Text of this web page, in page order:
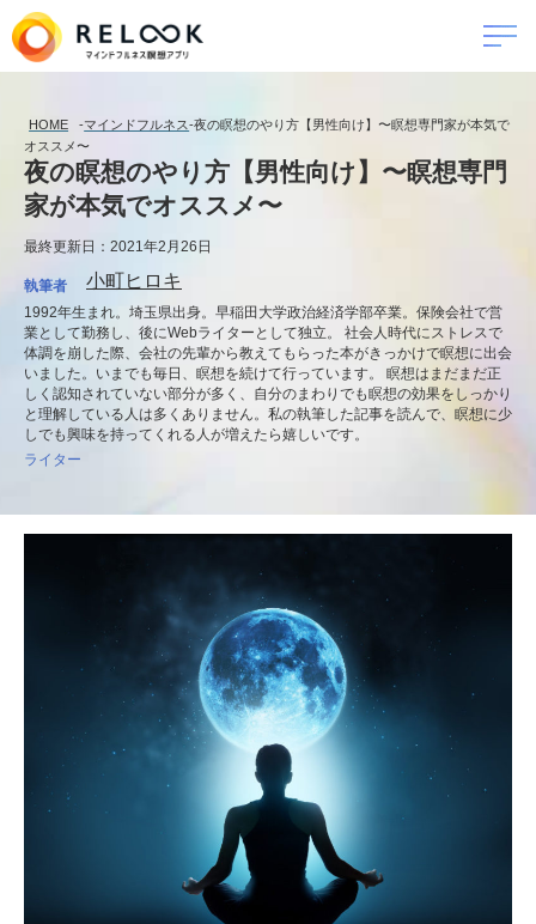
HOME -マインドフルネス-夜の瞑想のやり方【男性向け】〜瞑想専門家が本気で
オススメ〜
夜の瞑想のやり方【男性向け】〜瞑想専門
家が本気でオススメ〜
最終更新日：2021年2月26日
執筆者 小町ヒロキ
1992年生まれ。埼玉県出身。早稲田大学政治経済学部卒業。保険会社で営
業として勤務し、後にWebライターとして独立。 社会人時代にストレスで
体調を崩した際、会社の先輩から教えてもらった本がきっかけで瞑想に出会
いました。いまでも毎日、瞑想を続けて行っています。 瞑想はまだまだ正
しく認知されていない部分が多く、自分のまわりでも瞑想の効果をしっかり
と理解している人は多くありません。私の執筆した記事を読んで、瞑想に少
しでも興味を持ってくれる人が増えたら嬉しいです。
ライター